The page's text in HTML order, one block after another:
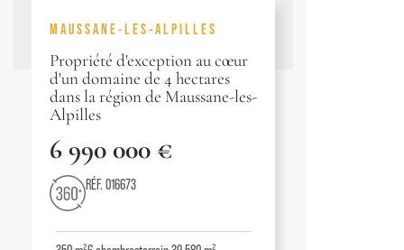
MAUSSANE-LES-ALPILLES
Propriété d'exception au cœur
d'un domaine de 4 hectares
dans la région de Maussane-les-
Alpilles
6 990 000 €
RÉF. 016673